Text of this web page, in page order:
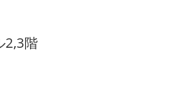
2,3階